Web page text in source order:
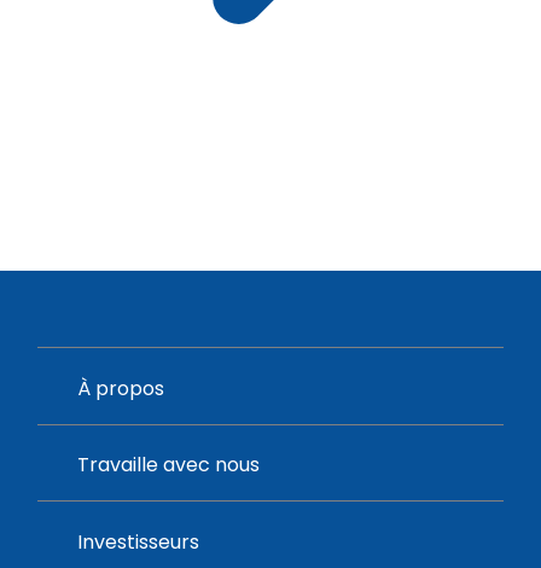
À propos
Travaille avec nous
Investisseurs